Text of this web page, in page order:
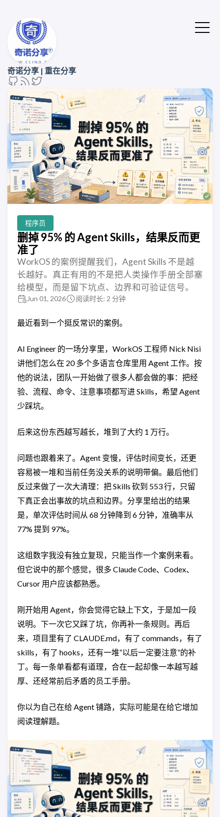
奇诺分享 | 重在分享
程序员
删掉 95% 的 Agent Skills，结果反而更
准了
WorkOS 的案例提醒我们，Agent Skills 不是越
长越好。真正有用的不是把人类操作手册全部塞
给模型，而是留下坑点、边界和可验证信号。
Jun 01, 2026 阅读时长: 2 分钟
最近看到一个挺反常识的案例。
AI Engineer 的一场分享里，WorkOS 工程师 Nick Nisi
讲他们怎么在 20 多个多语言仓库里用 Agent 工作。按
他的说法，团队一开始做了很多人都会做的事：把经
验、流程、命令、注意事项都写进 Skills，希望 Agent
少踩坑。
后来这份东西越写越长，堆到了大约 1 万行。
问题也跟着来了。Agent 变慢，评估时间变长，还更
容易被一堆和当前任务没关系的说明带偏。最后他们
反过来做了一次大清理：把 Skills 砍到 553 行，只留
下真正会出事故的坑点和边界。分享里给出的结果
是，单次评估时间从 68 分钟降到 6 分钟，准确率从
77% 提到 97%。
这组数字我没有独立复现，只能当作一个案例来看。
但它说中的那个感觉，很多 Claude Code、Codex、
Cursor 用户应该都熟悉。
刚开始用 Agent，你会觉得它缺上下文，于是加一段
说明。下一次它又踩了坑，你再补一条规则。再后
来，项目里有了 CLAUDE.md，有了 commands，有了
skills，有了 hooks，还有一堆“以后一定要注意”的补
丁。每一条单看都有道理，合在一起却像一本越写越
厚、还经常前后矛盾的员工手册。
你以为自己在给 Agent 铺路，实际可能是在给它增加
阅读理解题。